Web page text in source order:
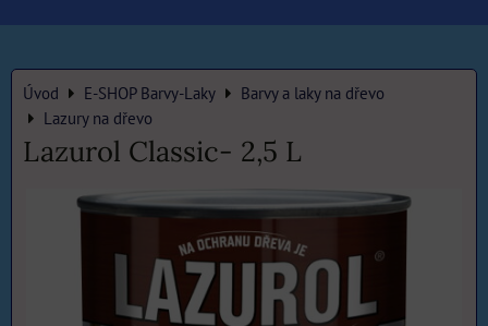
Úvod E-SHOP Barvy-Laky
Barvy a laky na dřevo
Lazury na dřevo
Lazurol Classic- 2,5 L